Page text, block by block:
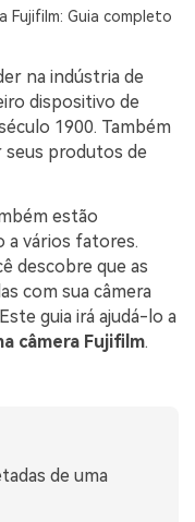
gratuitamente
Fujifilm: Guia completo
na indústria de
dispositivo de
1900. Também
seus produtos de
estão
a vários fatores.
descobre que as
com sua câmera
guia irá ajudá-lo a
câmera Fujifilm.
de uma